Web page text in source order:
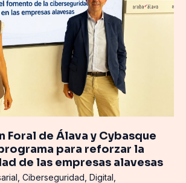
Foral de Álava y Cybasque
para reforzar la
de las empresas alavesas
Ciberseguridad Digital